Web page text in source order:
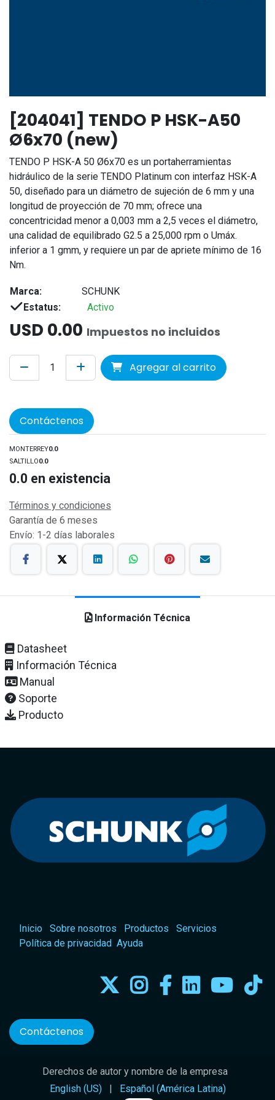
[204041] TENDO P HSK-A50
Ø6x70 (new)
TENDO P HSK-A 50 Ø6x70 es un portaherramientas
hidráulico de la serie TENDO Platinum con interfaz HSK-A
50, diseñado para un diámetro de sujeción de 6 mm y una
longitud de proyección de 70 mm; ofrece una
concentricidad menor a 0,003 mm a 2,5 veces el diámetro,
una calidad de equilibrado G2.5 a 25,000 rpm o Umáx.
inferior a 1 gmm, y requiere un par de apriete mínimo de 16
Nm.
Marca:
SCHUNK
Estatus:
Activo
USD 0.00 Impuestos no incluidos
Agregar al carrito
Contáctenos
MONTERREY0.0
SALTILLO0.0
0.0 en existencia
Términos y condiciones
Garantía de 6 meses
Envío: 1-2 días laborales
Información Técnica
Datasheet
Información Técnica
Manual
Soporte
Producto
Inicio Sobre nosotros Productos
Servicios
Política de privacidad Ayuda
Contáctenos
Derechos de autor y nombre de la empresa
English (US)
|
Español (América Latina)